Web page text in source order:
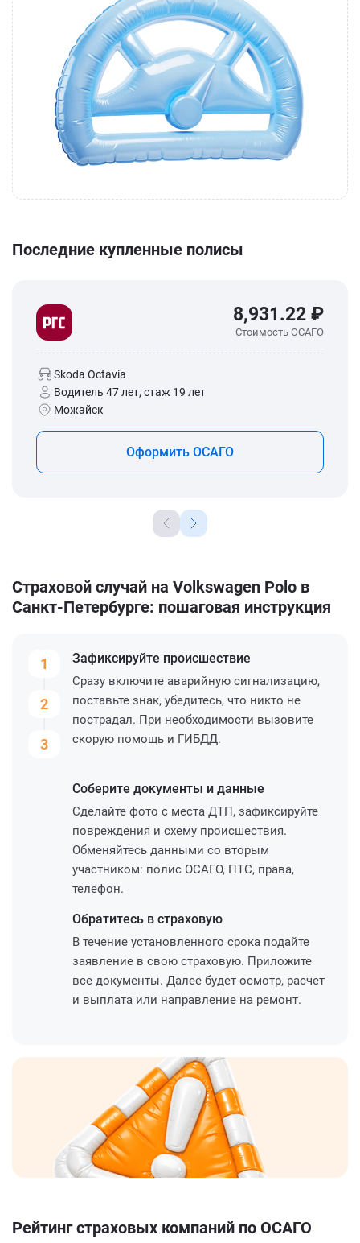
Последние купленные полисы
8,931.22 ₽
Стоимость ОСАГО
Skoda Octavia
Водитель 47 лет, стаж 19 лет
Можайск
Оформить ОСАГО
Страховой случай на Volkswagen Polo в
Санкт-Петербурге: пошаговая инструкция
1
2
3
Зафиксируйте происшествие
Сразу включите аварийную сигнализацию,
поставьте знак, убедитесь, что никто не
пострадал. При необходимости вызовите
скорую помощь и ГИБДД.
Соберите документы и данные
Сделайте фото с места ДТП, зафиксируйте
повреждения и схему происшествия.
Обменяйтесь данными со вторым
участником: полис ОСАГО, ПТС, права,
телефон.
Обратитесь в страховую
В течение установленного срока подайте
заявление в свою страховую. Приложите
все документы. Далее будет осмотр, расчет
и выплата или направление на ремонт.
Рейтинг страховых компаний по ОСАГО